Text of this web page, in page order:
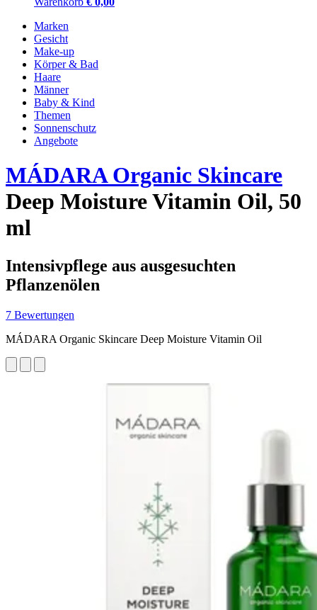
Marken
Gesicht
Make-up
Körper & Bad
Haare
Männer
Baby & Kind
Themen
Sonnenschutz
Angebote
MÁDARA Organic Skincare
Deep Moisture Vitamin Oil, 50
ml
Intensivpflege aus ausgesuchten
Pflanzenölen
7 Bewertungen
MÁDARA Organic Skincare Deep Moisture Vitamin Oil